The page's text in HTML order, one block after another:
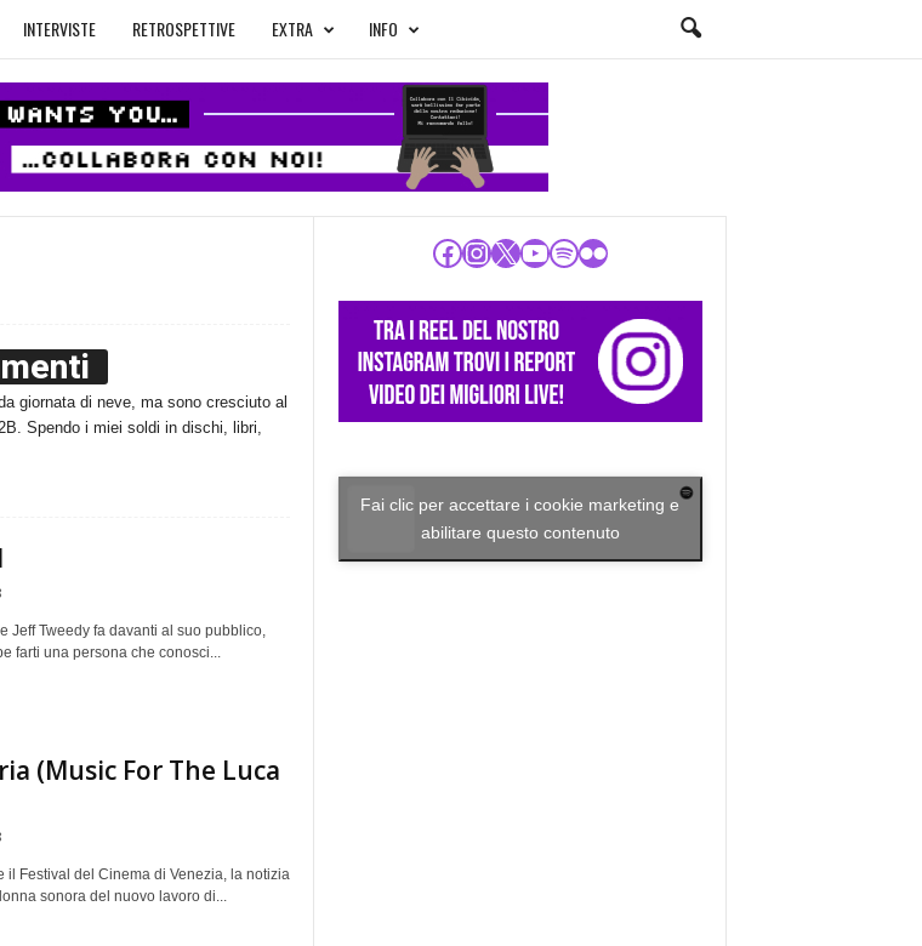
INTERVISTE RETROSPETTIVE EXTRA INFO
giornata di neve, ma sono cresciuto al
Spendo i miei soldi in dischi, libri,
Jeff Tweedy fa davanti al suo pubblico,
farti una persona che conosci...
(Music For The Luca
il Festival del Cinema di Venezia, la notizia
sonora del nuovo lavoro di...
Facebook InstagramX YouTube Spotify Flickr
Fai clic per accettare i cookie marketing e
abilitare questo contenuto